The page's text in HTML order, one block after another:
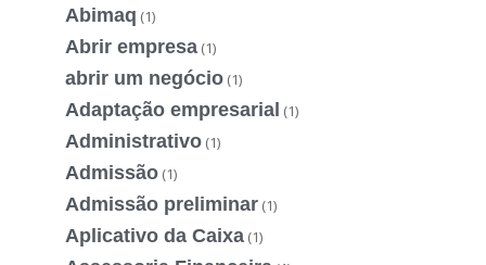
Abimaq (1)
Abrir empresa (1)
abrir um negócio (1)
Adaptação empresarial (1)
Administrativo (1)
Admissão (1)
Admissão preliminar (1)
Aplicativo da Caixa (1)